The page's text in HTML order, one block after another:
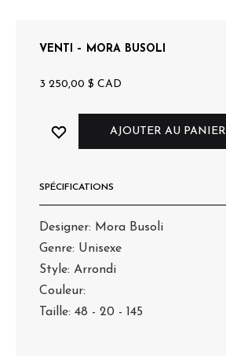
VENTI – MORA BUSOLI
3 250,00 $ CAD
AJOUTER AU PANIER
SPÉCIFICATIONS
Designer: Mora Busoli
Genre: Unisexe
Style: Arrondi
Couleur:
Taille: 48 - 20 - 145